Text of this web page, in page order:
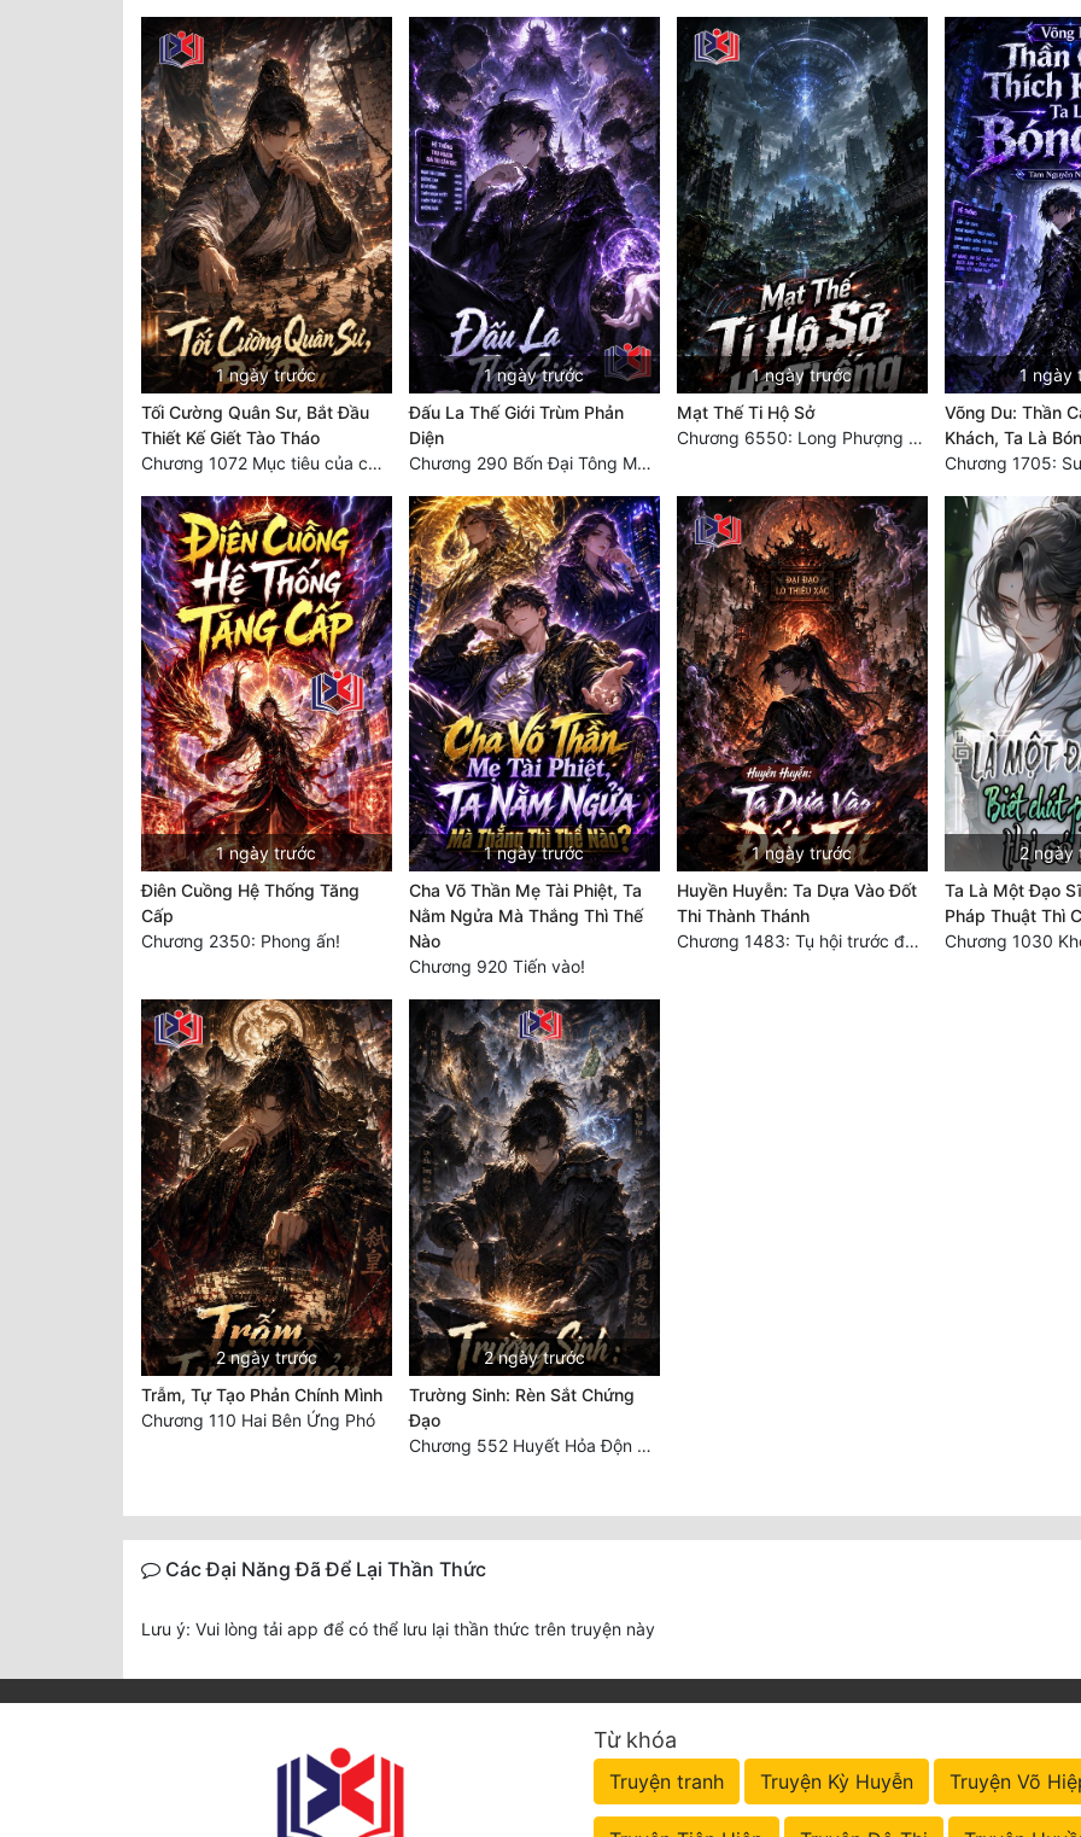
1 ngày trước
Tối Cường Quân Sư, Bắt Đầu
Thiết Kế Giết Tào Tháo
Chương 1072 Mục tiêu của chúng ta là biển sao trời (2/2)
1 ngày trước
Đấu La Thế Giới Trùm Phản
Diện
Chương 290 Bốn Đại Tông Môn Đơn Thuộc Tính Vô Cùng Thê Lương
1 ngày trước
Mạt Thế Ti Hộ Sở
Chương 6550: Long Phượng Thần Trận
1 ngày
Võng Du: Thần
Khách, Ta Là
1 ngày trước
Điên Cuồng Hệ Thống Tăng
Cấp
Chương 2350: Phong ấn!
1 ngày trước
Cha Võ Thần Mẹ Tài Phiệt, Ta
Nằm Ngửa Mà Thắng Thì Thế
Nào
Chương 920 Tiến vào!
1 ngày trước
Huyền Huyễn: Ta Dựa Vào Đốt
Thi Thành Thánh
Chương 1483: Tụ hội trước đại chiến
2 ngày
Ta Là Một Đạo
Pháp Thuật Thì
2 ngày trước
Trẫm, Tự Tạo Phản Chính Mình
Chương 110 Hai Bên Ứng Phó
2 ngày trước
Trường Sinh: Rèn Sắt Chứng
Đạo
Chương 552 Huyết Hỏa Độn Hư, nhân quả chưa dứt
Các Đại Năng Đã Để Lại Thần Thức
Lưu ý: Vui lòng tải app để có thể lưu lại thần thức trên truyện này
Từ khóa
Truyện tranh Truyện Kỳ Huyễn Truyện Võ